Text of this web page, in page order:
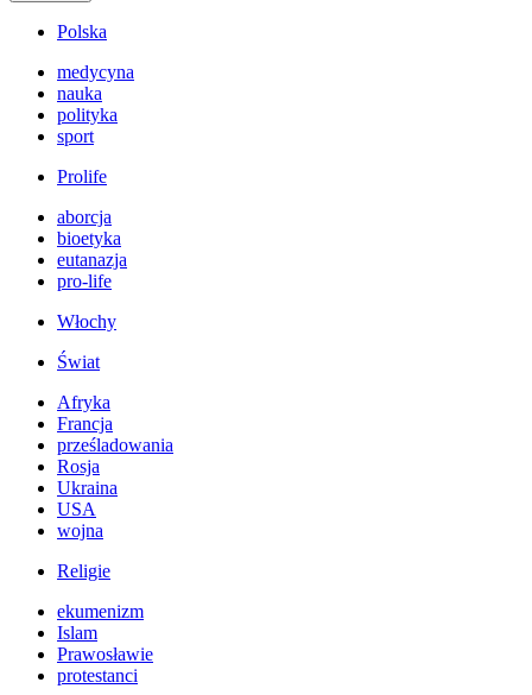
Polska
medycyna
nauka
polityka
sport
Prolife
aborcja
bioetyka
eutanazja
pro-life
Włochy
Świat
Afryka
Francja
prześladowania
Rosja
Ukraina
USA
wojna
Religie
ekumenizm
Islam
Prawosławie
protestanci